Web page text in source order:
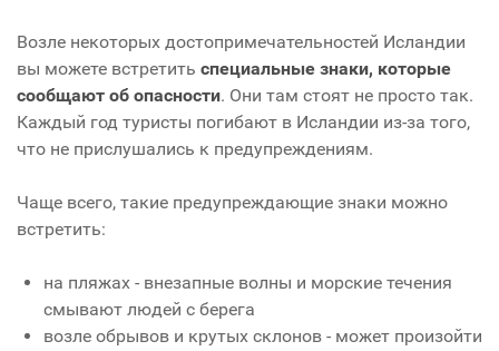
Возле некоторых достопримечательностей Исландии
вы можете встретить специальные знаки, которые
сообщают об опасности. Они там стоят не просто так.
Каждый год туристы погибают в Исландии из-за того,
что не прислушались к предупреждениям.
Чаще всего, такие предупреждающие знаки можно
встретить:
на пляжах - внезапные волны и морские течения
смывают людей с берега
возле обрывов и крутых склонов - может произойти